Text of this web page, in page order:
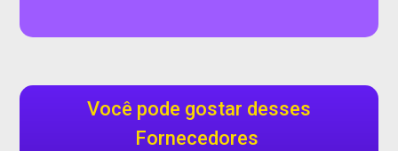
Você pode gostar desses
Fornecedores